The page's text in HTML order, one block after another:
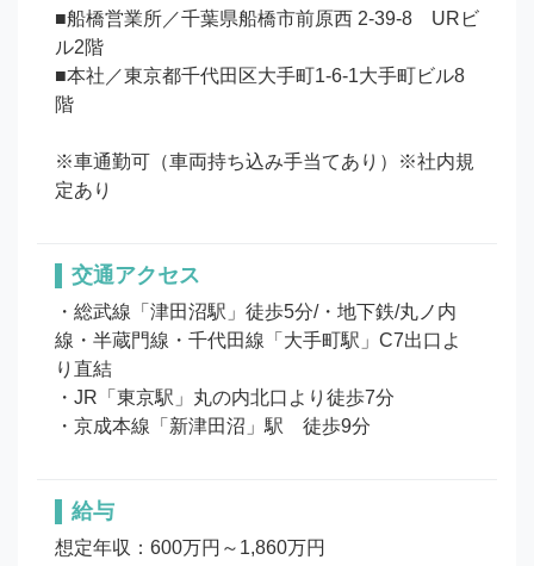
■船橋営業所／千葉県船橋市前原西 2-39-8　URビ
ル2階
■本社／東京都千代田区大手町1-6-1大手町ビル8
階
※車通勤可（車両持ち込み手当てあり）※社内規
定あり
交通アクセス
・総武線「津田沼駅」徒歩5分/・地下鉄/丸ノ内
線・半蔵門線・千代田線「大手町駅」C7出口よ
り直結
・JR「東京駅」丸の内北口より徒歩7分
・京成本線「新津田沼」駅　徒歩9分
給与
想定年収：600万円～1,860万円